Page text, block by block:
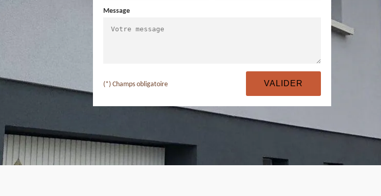
Message
(*) Champs obligatoire